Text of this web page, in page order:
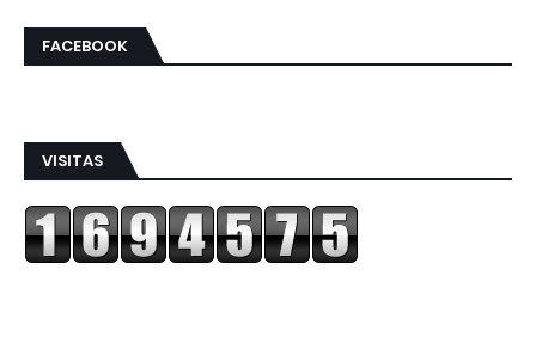
FACEBOOK
VISITAS